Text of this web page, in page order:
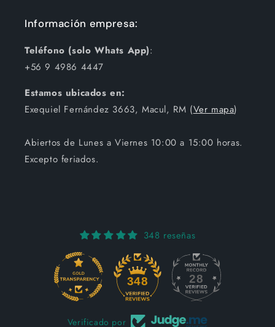
Información empresa:
Teléfono (solo Whats App):
+56 9 4986 4447
Estamos ubicados en:
Exequiel Fernández 3663, Macul, RM (Ver mapa)
Abiertos de Lunes a Viernes 10:00 a 15:00 horas.
Excepto feriados.
348 reseñas
348 28
Verificado por